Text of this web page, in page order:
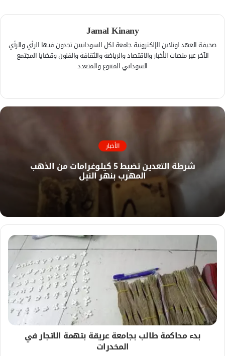
Jamal Kinany
صحيفة العهد اونلاين الإلكترونية جامعة لكل السودانيين تجدون فيها الرأي والرأي
الآخر عبر منصات الأخبار والاقتصاد والرياضة والثقافة والفنون وقضايا المجتمع
السوداني المتنوع والمتعدد
م
و
ا
ل
و
ي
ب
س
ك الأخبار
شرطة التعدين تضبط 5 كيلوغرامات من الذهب
المهرب بنهر النيل
بدء محاكمة طالب بجامعة عريقة بتهمة الاتجار في
المخدرات